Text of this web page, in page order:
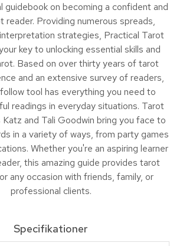
guidebook on becoming a confident and
reader. Providing numerous spreads,
strategies, Practical Tarot
key to unlocking essential skills and
Based on over thirty years of tarot
and an extensive survey of readers,
tool has everything you need to
readings in everyday situations. Tarot
and Tali Goodwin bring you face to
in a variety of ways, from party games
Whether you're an aspiring learner
this amazing guide provides tarot
any occasion with friends, family, or
professional clients.
Specifikationer